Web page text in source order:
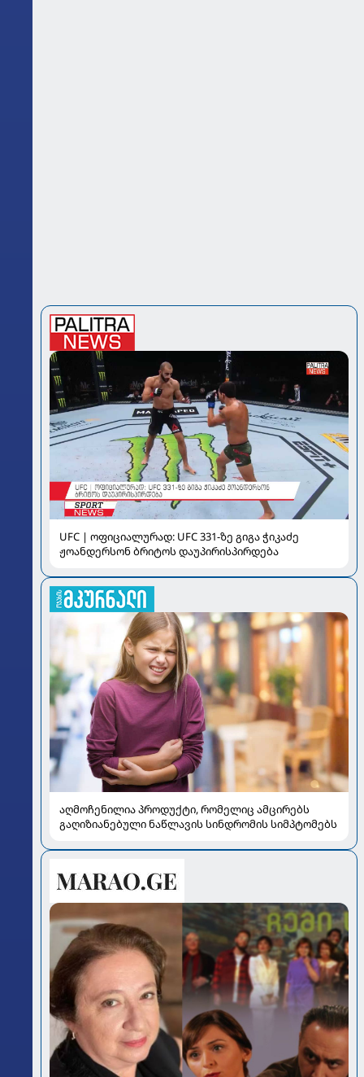
UFC | ოფიციალურად: UFC 331-ზე გიგა ჭიკაძე
ჟოანდერსონ ბრიტოს დაუპირისპირდება
აღმოჩენილია პროდუქტი, რომელიც ამცირებს
გაღიზიანებული ნაწლავის სინდრომის სიმპტომებს